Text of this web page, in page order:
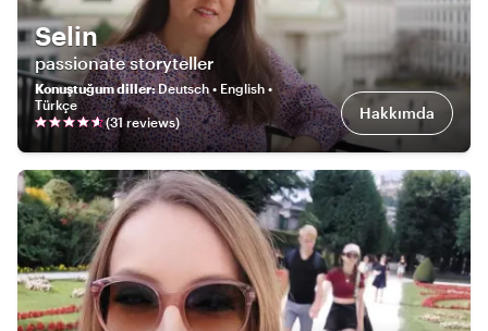
Selin
passionate storyteller
Konuştuğum diller:Deutsch • English •
Türkçe
(31reviews) Hakkımda